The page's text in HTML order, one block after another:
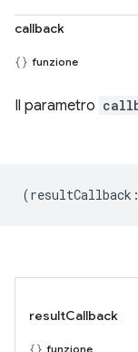
callback
funzione
Il parametro
(resultCallback :
resultCallback
funzione